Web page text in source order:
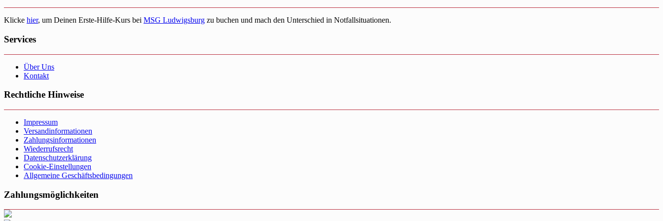
Klicke hier, um Deinen Erste-Hilfe-Kurs bei MSG Ludwigsburg zu buchen und mach den Unterschied in Notfallsituationen.
Services
Über Uns
Kontakt
Rechtliche Hinweise
Impressum
Versandinformationen
Zahlungsinformationen
Wiederrufsrecht
Datenschutzerklärung
Cookie-Einstellungen
Allgemeine Geschäftsbedingungen
Zahlungsmöglichkeiten